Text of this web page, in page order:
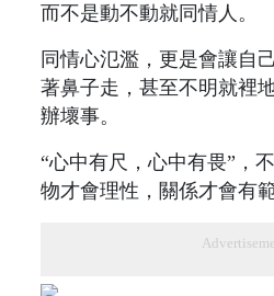
而不是動不動就同情人。
同情心氾濫，更是會讓自
著鼻子走，甚至不明就裡
辦壞事。
“心中有尺，心中有畏”，
物才會理性，關係才會有範